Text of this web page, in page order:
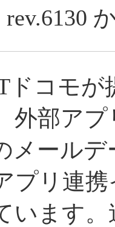
rev.6130
ドコモが
外部ア
メール
プリ連
います